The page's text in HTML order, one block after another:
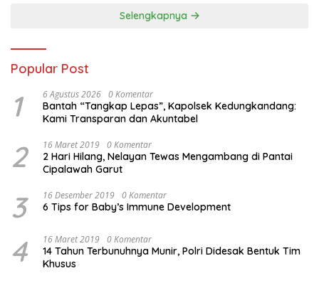
Selengkapnya
Popular Post
1 6 Agustus 2026 0 Komentar
Bantah “Tangkap Lepas”, Kapolsek Kedungkandang:
Kami Transparan dan Akuntabel
2 16 Maret 2019 0 Komentar
2 Hari Hilang, Nelayan Tewas Mengambang di Pantai
Cipalawah Garut
3 16 Desember 2019 0 Komentar
6 Tips for Baby’s Immune Development
4 16 Maret 2019 0 Komentar
14 Tahun Terbunuhnya Munir, Polri Didesak Bentuk Tim
Khusus